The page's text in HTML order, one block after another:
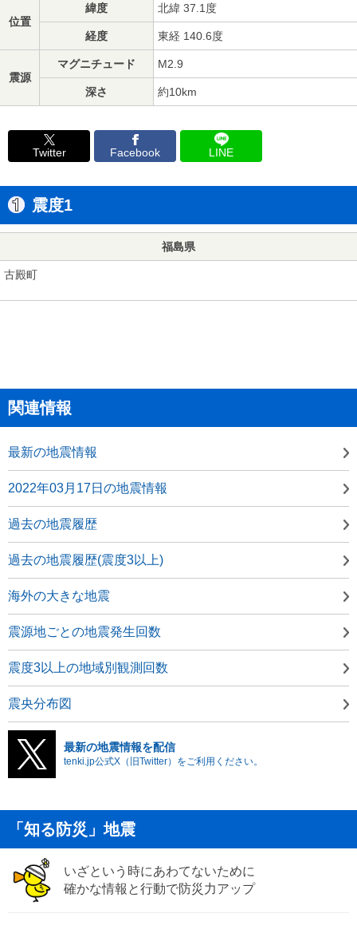
位置
緯度 北緯 37.1度
経度 東経 140.6度
震源
マグニチュード M2.9
深さ 約10km
Twitter Facebook LINE
震度1
福島県
古殿町
関連情報
最新の地震情報
2022年03月17日の地震情報
過去の地震履歴
過去の地震履歴(震度3以上)
海外の大きな地震
震源地ごとの地震発生回数
震度3以上の地域別観測回数
震央分布図
最新の地震情報を配信
tenki.jp公式X（旧Twitter）をご利用ください。
「知る防災」地震
いざという時にあわてないために
確かな情報と行動で防災力アップ